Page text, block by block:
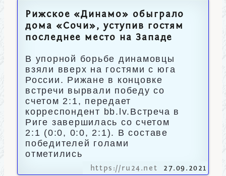
Рижское «Динамо» обыграло
дома «Сочи», уступив гостям
последнее место на Западе
В упорной борьбе динамовцы
взяли вверх на гостями с юга
России. Рижане в концовке
встречи вырвали победу со
счетом 2:1, передает
корреспондент bb.lv.Встреча в
Риге завершилась со счетом
2:1 (0:0, 0:0, 2:1). В составе
победителей голами
отметились
https://ru24.net 27.09.2021